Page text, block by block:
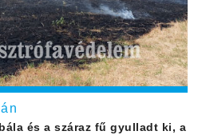
és a száraz fű gyulladt ki, a